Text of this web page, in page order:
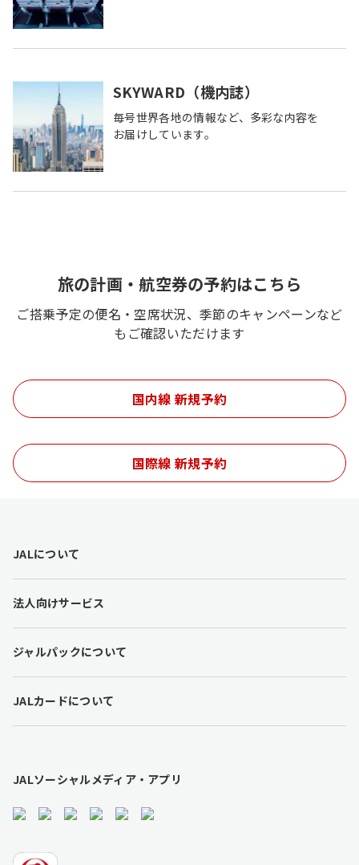
SKYWARD（機内誌）
毎号世界各地の情報など、多彩な内容を
お届けしています。
旅の計画・航空券の予約はこちら
ご搭乗予定の便名・空席状況、季節のキャンペーンなど
もご確認いただけます
国内線 新規予約
国際線 新規予約
o
e
i
n
s
JALについて
法人向けサービス
ジャルパックについて
JALカードについて
JALソーシャルメディア・アプリ